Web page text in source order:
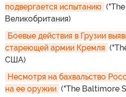
подвергается испытанию
Великобритания)
Боевые действия в Грузии
стареющей армии Кремля
США)
Несмотря на бахвальство
на ее оружии ("The Baltimore